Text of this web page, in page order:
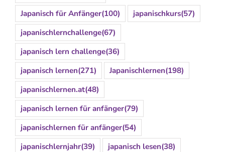
Japanisch für Anfänger(100) japanischkurs(57)
japanischlernchallenge(67)
japanisch lern challenge(36)
japanisch lernen(271) Japanischlernen(198)
japanischlernen.at(48)
japanisch lernen für anfänger(79)
japanischlernen für anfänger(54)
japanischlernjahr(39) japanisch lesen(38)